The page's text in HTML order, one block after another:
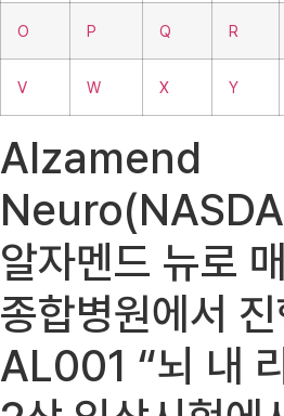
O P Q R
V W X Y
Alzamend
알자멘드 뉴로
종합병원에서 진
AL001 “뇌 내